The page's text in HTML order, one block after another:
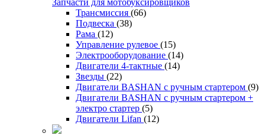
Трансмиссия (66)
Подвеска (38)
Рама (12)
Управление рулевое (15)
Электрооборудование (14)
Двигатели 4-тактные (14)
Звезды (22)
Двигатели BASHAN с ручным стартером (9)
Двигатели BASHAN с ручным стартером +
электро стартер (5)
Двигатели Lifan (12)